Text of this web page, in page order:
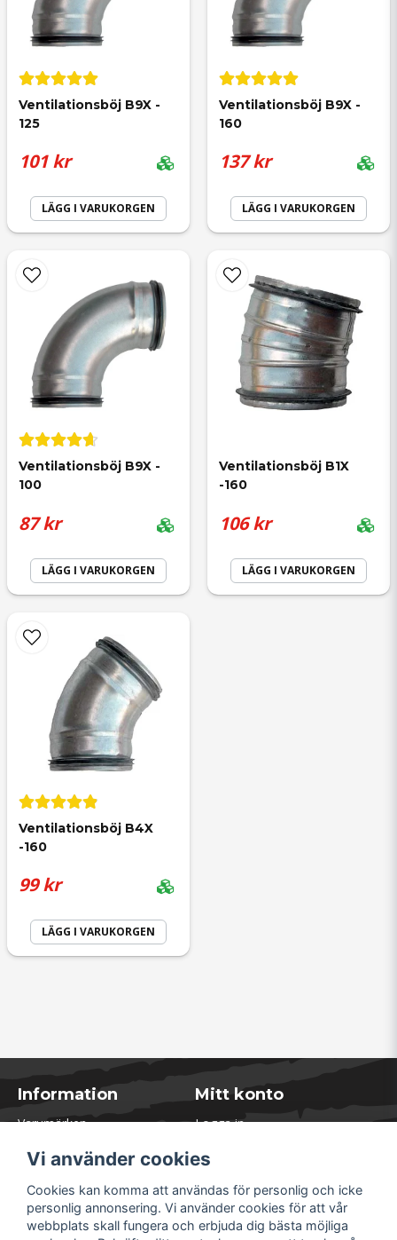
email
Ja, ni får publicera min fråga
Skicka fråga
Ventilationsböj B9X -
125
101 kr
LÄGG I VARUKORGEN
Ventilationsböj B9X -
160
137 kr
LÄGG I VARUKORGEN
Ventilationsböj B9X -
100
87 kr
LÄGG I VARUKORGEN
Ventilationsböj B1X
-160
106 kr
LÄGG I VARUKORGEN
Ventilationsböj B4X
-160
99 kr
LÄGG I VARUKORGEN
Information
Varumärken
Kontakta oss
Öppettider Lager
Om Soliduct
Soliduct & Ventilation.se
Mitt konto
Logga in
Glömt lösenord?
Vi använder cookies
Cookies kan komma att användas för personlig och icke
personlig annonsering. Vi använder cookies för att vår
webbplats skall fungera och erbjuda dig bästa möjliga